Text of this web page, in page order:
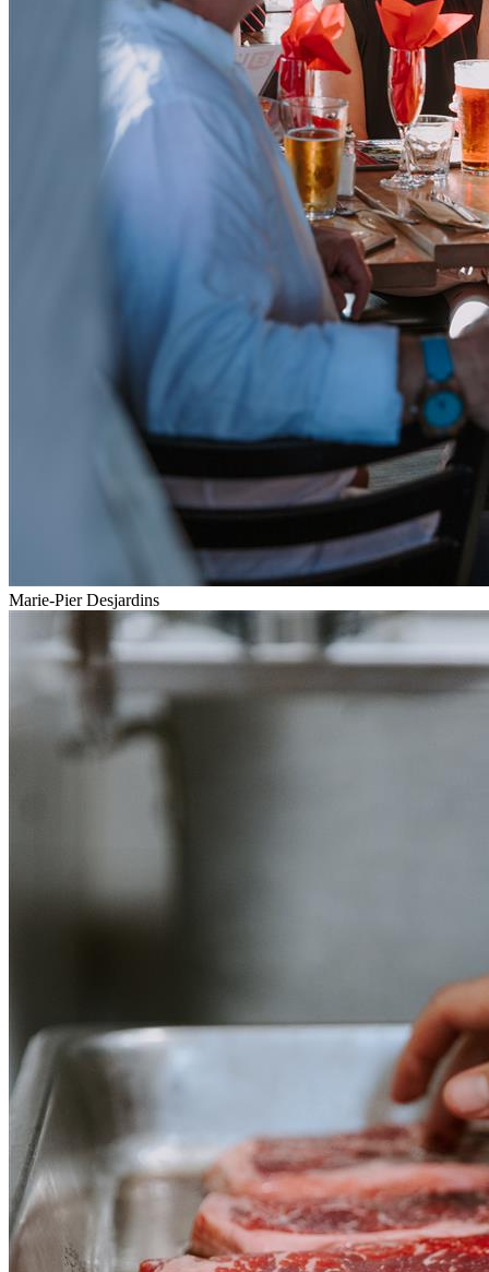
Marie-Pier Desjardins